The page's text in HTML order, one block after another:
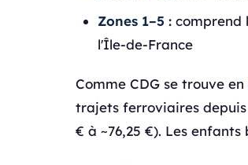
Zones 1–5 : comprend
l'Île-de-France
Comme CDG se trouve en
trajets ferroviaires depuis
€ à ~76,25 €). Les